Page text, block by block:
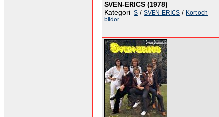
SVEN-ERICS (1978)
Kategori: S / SVEN-ERICS / Kort och
bilder